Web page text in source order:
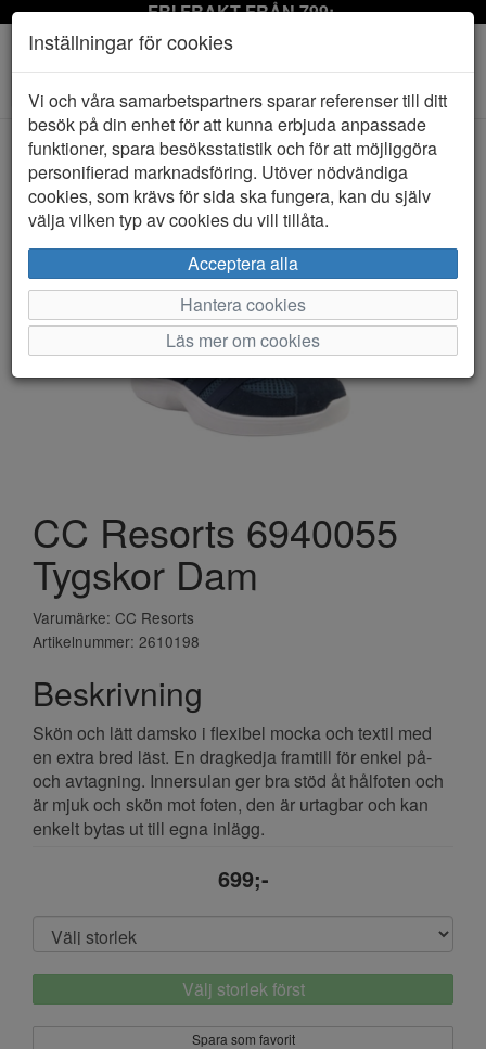
FRI FRAKT FRÅN 799:-
Toggle
navigation
HEM CC RESORTS
CC Resorts 6940055
Tygskor Dam
Varumärke: CC Resorts
Artikelnummer: 2610198
Beskrivning
Skön och lätt damsko i flexibel mocka och textil med
en extra bred läst. En dragkedja framtill för enkel på-
och avtagning. Innersulan ger bra stöd åt hålfoten och
är mjuk och skön mot foten, den är urtagbar och kan
enkelt bytas ut till egna inlägg.
699;-
Välj storlek först
Spara som favorit
Inställningar för cookies
Vi och våra samarbetspartners sparar referenser till ditt
besök på din enhet för att kunna erbjuda anpassade
funktioner, spara besöksstatistik och för att möjliggöra
personifierad marknadsföring. Utöver nödvändiga
cookies, som krävs för sida ska fungera, kan du själv
välja vilken typ av cookies du vill tillåta.
Acceptera alla
Hantera cookies
Läs mer om cookies